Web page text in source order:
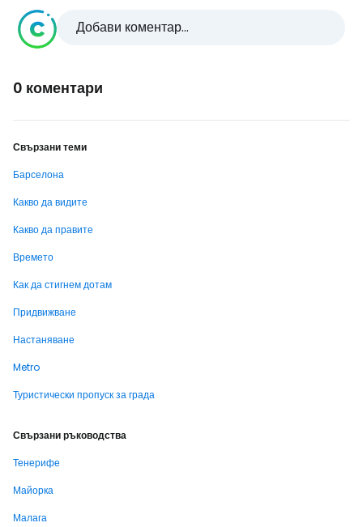
Добави коментар...
0 коментари
Свързани теми
Барселона
Какво да видите
Какво да правите
Времето
Как да стигнем дотам
Придвижване
Настаняване
Metro
Туристически пропуск за града
Свързани ръководства
Тенерифе
Майорка
Малага